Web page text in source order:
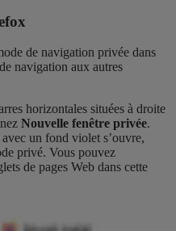
de navigation privée dans
navigation aux autres
horizontales situées à droite
Nouvelle fenêtre privée.
un fond violet s’ouvre,
privé. Vous pouvez
de pages Web dans cette